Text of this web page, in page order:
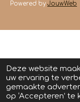
Deze website
uw ervaring te
gemaakte
op ‘Accepteren’ te
Powered byJouwWeb